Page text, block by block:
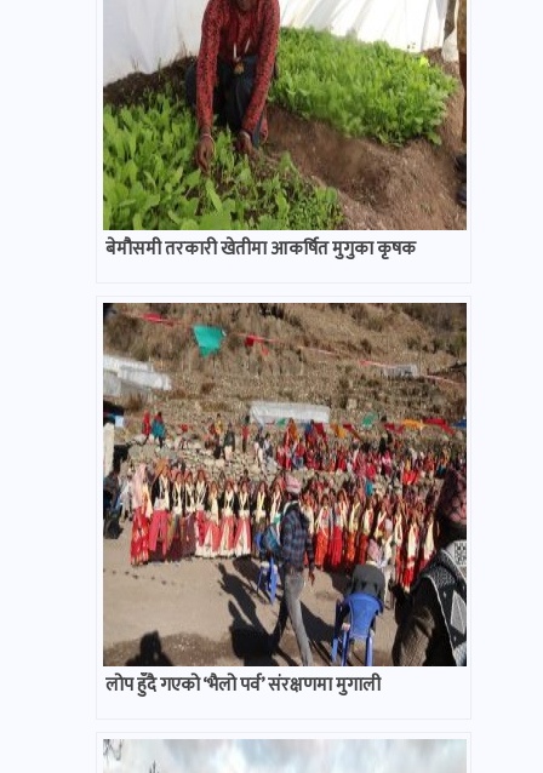
बेमौसमी तरकारी खेतीमा आकर्षित मुगुका कृषक
लोप हुँदै गएको ‘भैलो पर्व’ संरक्षणमा मुगाली